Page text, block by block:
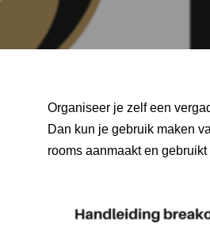
Organiseer je zelf een
Dan kun je gebruik maken
rooms aanmaakt en